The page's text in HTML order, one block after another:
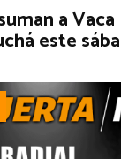
a
este